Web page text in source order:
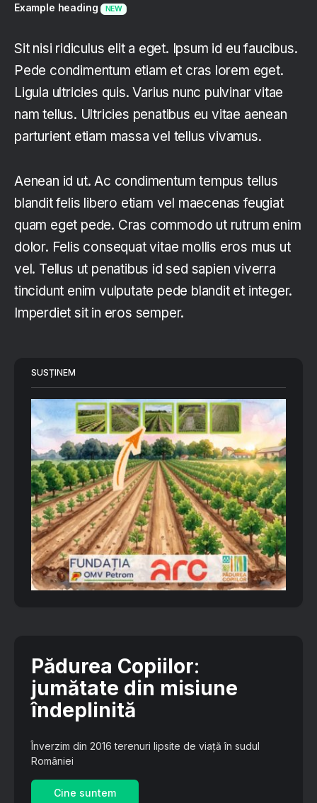
Example heading NEW
Sit nisi ridiculus elit a eget. Ipsum id eu faucibus.
Pede condimentum etiam et cras lorem eget.
Ligula ultricies quis. Varius nunc pulvinar vitae
nam tellus. Ultricies penatibus eu vitae aenean
parturient etiam massa vel tellus vivamus.
Aenean id ut. Ac condimentum tempus tellus
blandit felis libero etiam vel maecenas feugiat
quam eget pede. Cras commodo ut rutrum enim
dolor. Felis consequat vitae mollis eros mus ut
vel. Tellus ut penatibus id sed sapien viverra
tincidunt enim vulputate pede blandit et integer.
Imperdiet sit in eros semper.
SUSȚINEM
Pădurea Copiilor:
jumătate din misiune
îndeplinită
Înverzim din 2016 terenuri lipsite de viață în sudul
României
Cine suntem